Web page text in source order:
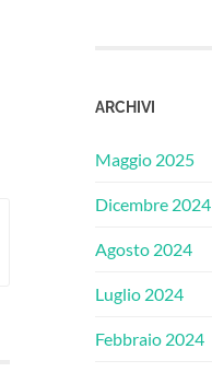
ARCHIVI
Maggio 2025
Dicembre 2024
Agosto 2024
Luglio 2024
Febbraio 2024